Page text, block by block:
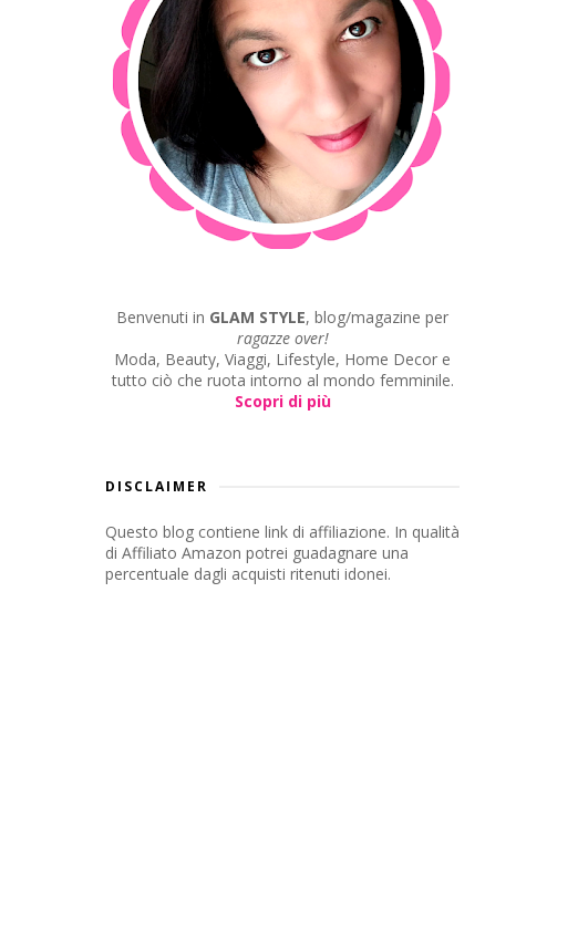
Benvenuti in GLAM STYLE, blog/magazine per
ragazze over!
Moda, Beauty, Viaggi, Lifestyle, Home Decor e
tutto ciò che ruota intorno al mondo femminile.
Scopri di più
DISCLAIMER
Questo blog contiene link di affiliazione. In qualità
di Affiliato Amazon potrei guadagnare una
percentuale dagli acquisti ritenuti idonei.